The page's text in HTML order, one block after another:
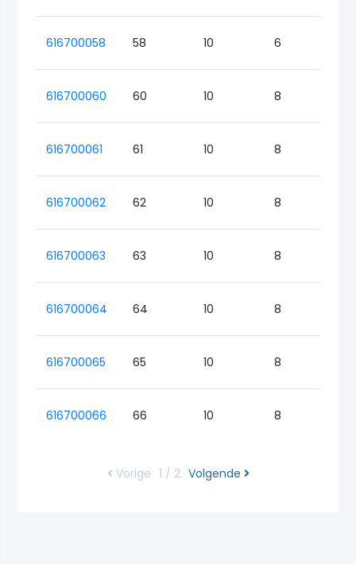
616700058 58 10 6
616700060 60 10 8
616700061 61 10 8
616700062 62 10 8
616700063 63 10 8
616700064 64 10 8
616700065 65 10 8
616700066 66 10 8
Vorige 1 / 2 Volgende